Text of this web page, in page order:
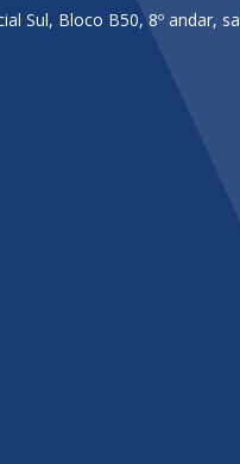
Sul, Bloco B50, 8º andar,